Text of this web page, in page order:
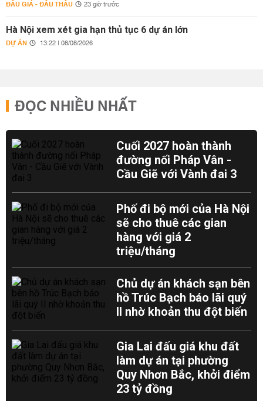
ĐẤU GIÁ - ĐẤU THẦU 23 giờ trước
Hà Nội xem xét gia hạn thủ tục 6 dự án lớn
DỰ ÁN 13:22 | 08/08/2026
ĐỌC NHIỀU NHẤT
Cuối 2027 hoàn thành
đường nối Pháp Vân -
Cầu Giẽ với Vành đai 3
Phố đi bộ mới của Hà Nội
sẽ cho thuê các gian
hàng với giá 2
triệu/tháng
Chủ dự án khách sạn bên
hồ Trúc Bạch báo lãi quý
II nhờ khoản thu đột biến
Gia Lai đấu giá khu đất
làm dự án tại phường
Quy Nhơn Bắc, khởi điểm
23 tỷ đồng